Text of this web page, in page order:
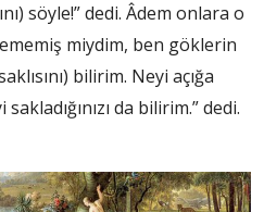
söyle!” dedi. Âdem onlara o
miydim, ben göklerin
bilirim. Neyi açığa
da bilirim.” dedi.